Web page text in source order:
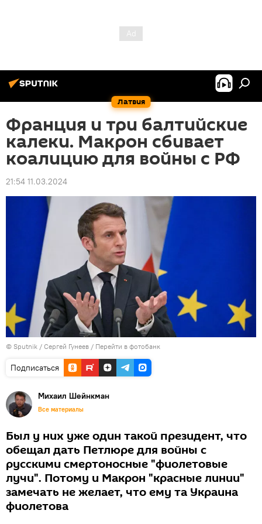
Латвия
Франция и три балтийские
калеки. Макрон сбивает
коалицию для войны с РФ
21:54 11.03.2024
© Sputnik / Сергей Гунеев / Перейти в фотобанк
Подписаться
Михаил Шейнкман
Все материалы
Был у них уже один такой президент, что
обещал дать Петлюре для войны с
русскими смертоносные "фиолетовые
лучи". Потому и Макрон "красные линии"
замечать не желает, что ему та Украина
фиолетова